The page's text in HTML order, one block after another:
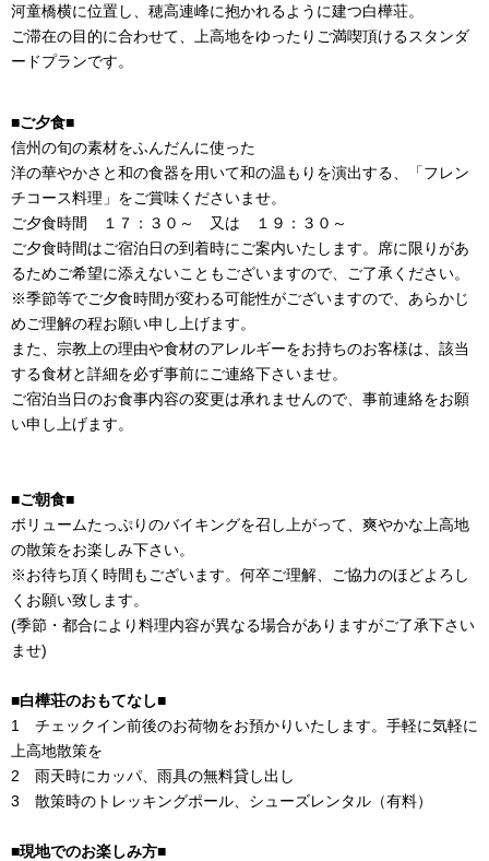
河童橋横に位置し、穂高連峰に抱かれるように建つ白樺荘。
ご滞在の目的に合わせて、上高地をゆったりご満喫頂けるスタンダ
ードプランです。
■ご夕食■
信州の旬の素材をふんだんに使った
洋の華やかさと和の食器を用いて和の温もりを演出する、「フレン
チコース料理」をご賞味くださいませ。
ご夕食時間 １７：３０～ 又は １９：３０～
ご夕食時間はご宿泊日の到着時にご案内いたします。席に限りがあ
るためご希望に添えないこともございますので、ご了承ください。
※季節等でご夕食時間が変わる可能性がございますので、あらかじ
めご理解の程お願い申し上げます。
また、宗教上の理由や食材のアレルギーをお持ちのお客様は、該当
する食材と詳細を必ず事前にご連絡下さいませ。
ご宿泊当日のお食事内容の変更は承れませんので、事前連絡をお願
い申し上げます。
■ご朝食■
ボリュームたっぷりのバイキングを召し上がって、爽やかな上高地
の散策をお楽しみ下さい。
※お待ち頂く時間もございます。何卒ご理解、ご協力のほどよろし
くお願い致します。
(季節・都合により料理内容が異なる場合がありますがご了承下さい
ませ)
■白樺荘のおもてなし■
1 チェックイン前後のお荷物をお預かりいたします。手軽に気軽に
上高地散策を
2 雨天時にカッパ、雨具の無料貸し出し
3 散策時のトレッキングポール、シューズレンタル（有料）
■現地でのお楽しみ方■